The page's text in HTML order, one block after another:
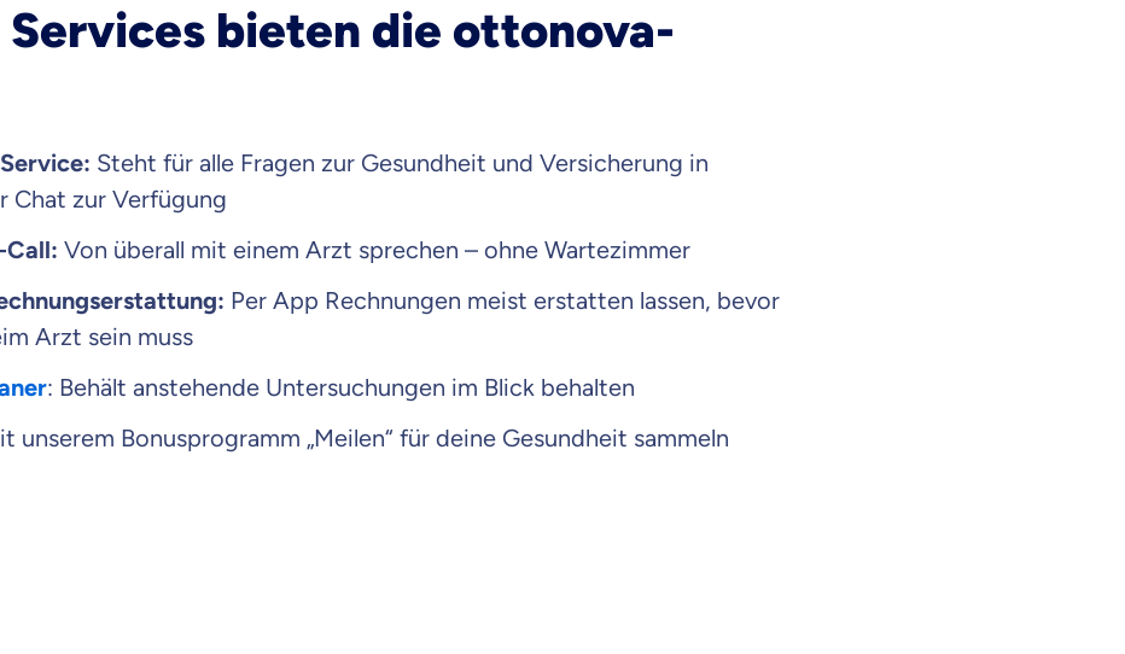
Services bieten die ottonova-
Steht für alle Fragen zur Gesundheit und Versicherung in
Chat zur Verfügung
Von überall mit einem Arzt sprechen – ohne Wartezimmer
Per App Rechnungen meist erstatten lassen, bevor
Arzt sein muss
: Behält anstehende Untersuchungen im Blick behalten
unserem Bonusprogramm „Meilen“ für deine Gesundheit sammeln
Beamten
Versicherung